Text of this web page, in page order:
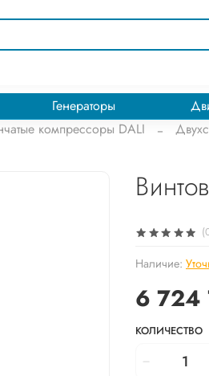
Генераторы
компрессоры DALI
Наличие:
6 724
КОЛИЧЕСТВО